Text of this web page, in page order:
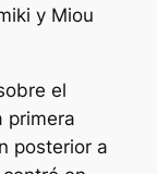
y Miou
el
primera
posterior a